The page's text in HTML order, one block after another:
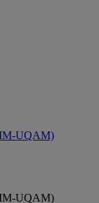
UQAM)
UQAM)